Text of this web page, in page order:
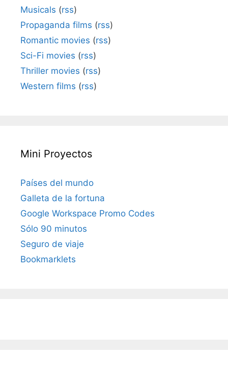
Musicals (rss)
Propaganda films (rss)
Romantic movies (rss)
Sci-Fi movies (rss)
Thriller movies (rss)
Western films (rss)
Mini Proyectos
Países del mundo
Galleta de la fortuna
Google Workspace Promo Codes
Sólo 90 minutos
Seguro de viaje
Bookmarklets